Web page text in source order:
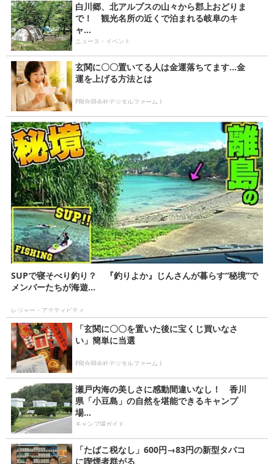
白川郷、北アルプスの山々から郡上おどりま
で！ 観光名所の近くで泊まれる岐阜のキ
ャ...
ニュース・イベント
玄関に〇〇置いてる人は金運落ちてます…金
運を上げる方法とは
PR(合同会社デジタルファーム )
SUPで寝そべり釣り？ 『釣りよか』じんさんが暮らす“秘境”で
メンバーたちが海遊...
レジャー・アクティビティ
「玄関に〇〇を置いた後に宝くじ買いなさ
い」簡単に当選
PR(合同会社デジタルファーム )
瀬戸内海の美しさに感動間違いなし！ 香川
県「小豆島」の自然を堪能できるキャンプ
場...
キャンプ場ガイド
「たばこ税なし」600円→83円の新型タバコ
に喫煙者群がる